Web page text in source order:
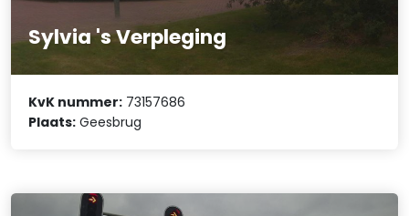
Sylvia 's Verpleging
KvK nummer: 73157686
Plaats: Geesbrug